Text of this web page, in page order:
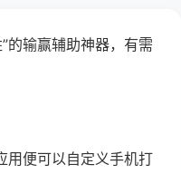
的输赢辅助神器，有需
用便可以自定义手机打